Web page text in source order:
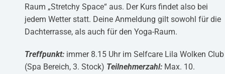
Raum „Stretchy Space“ aus. Der Kurs findet also bei
jedem Wetter statt. Deine Anmeldung gilt sowohl für die
Dachterrasse, als auch für den Yoga-Raum.
Treffpunkt: immer 8.15 Uhr im Selfcare Lila Wolken Club
(Spa Bereich, 3. Stock) Teilnehmerzahl: Max. 10.